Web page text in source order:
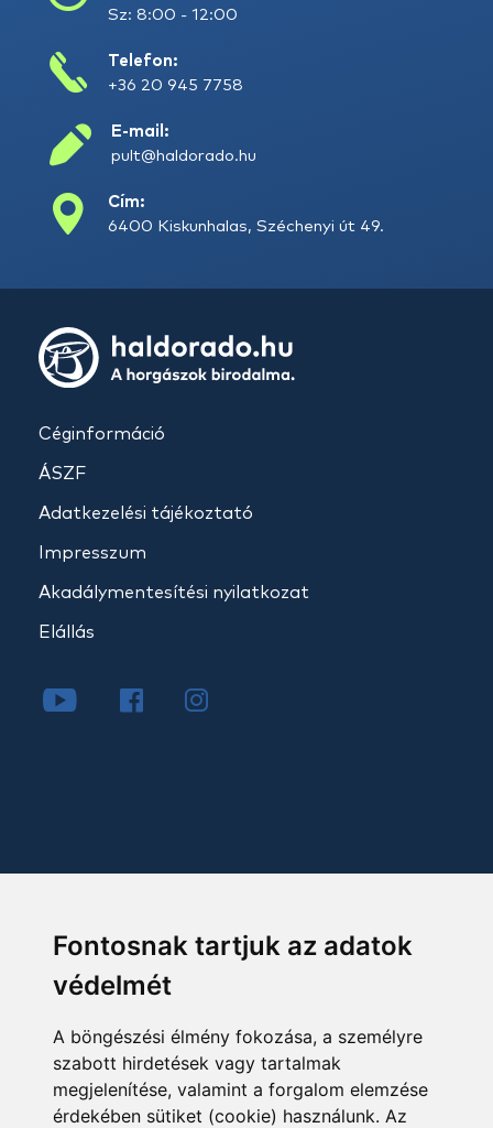
Fontosnak tartjuk az adatok
védelmét
A böngészési élmény fokozása, a személyre
szabott hirdetések vagy tartalmak
megjelenítése, valamint a forgalom elemzése
érdekében sütiket (cookie) használunk. Az
Sz: 8:00 - 12:00
Telefon:
+36 20 945 7758
E-mail:
pult@haldorado.hu
Cím:
6400 Kiskunhalas, Széchenyi út 49.
Céginformáció
ÁSZF
Adatkezelési tájékoztató
Impresszum
Akadálymentesítési nyilatkozat
Elállás